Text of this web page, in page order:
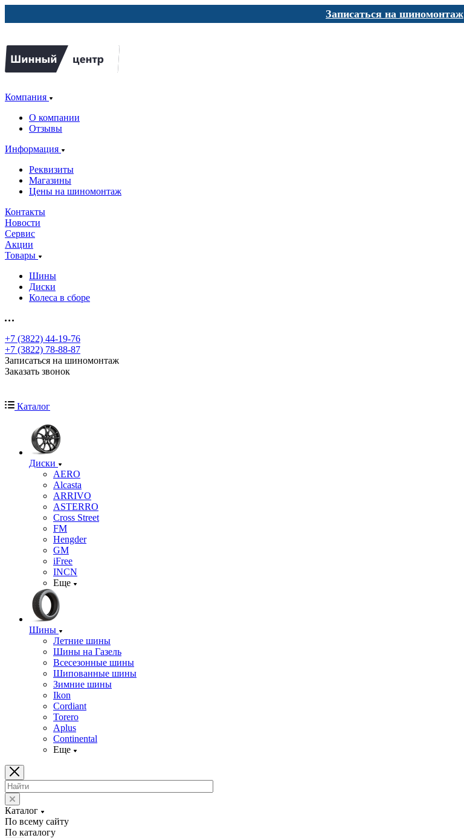
Записаться на шиномонтаж
Компания
О компании
Отзывы
Информация
Реквизиты
Магазины
Цены на шиномонтаж
Контакты
Новости
Сервис
Акции
Товары
Шины
Диски
Колеса в сборе
+7 (3822) 44-19-76
+7 (3822) 78-88-87
Записаться на шиномонтаж
Заказать звонок
Каталог
Диски
AERO
Alcasta
ARRIVO
ASTERRO
Cross Street
FM
Hengder
GM
iFree
INCN
Еще
Шины
Летние шины
Шины на Газель
Всесезонные шины
Шипованные шины
Зимние шины
Ikon
Cordiant
Torero
Aplus
Continental
Еще
Каталог
По всему сайту
По каталогу